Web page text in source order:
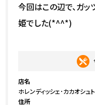
今回はこの辺で、ガ
姫でした(*^^*)
店名
ホレンディッシェ･カカオシュ
住所